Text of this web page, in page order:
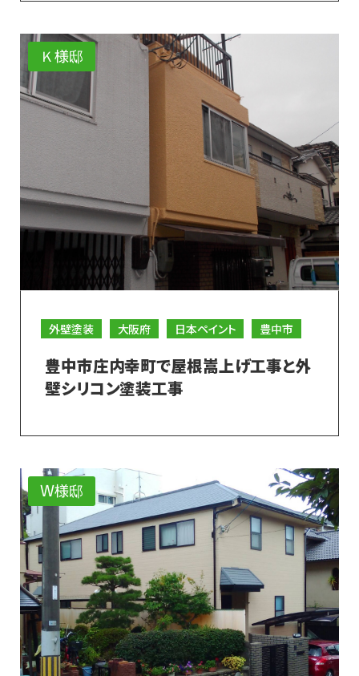
Ｋ様邸
外壁塗装 大阪府 日本ペイント 豊中市
豊中市庄内幸町で屋根嵩上げ工事と外
壁シリコン塗装工事
W様邸